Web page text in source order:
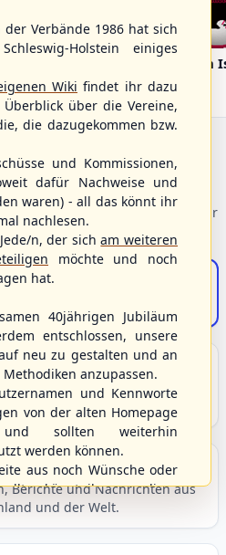
Fehmarn
– wählen Sie einen Einstieg für
zu Baseball, Softball
Berichte und Nachrichten aus
und der Welt.
Verbände 1986 hat sich
Holstein einiges
Wiki findet ihr dazu
über die Vereine,
die dazugekommen bzw.
und Kommissionen,
dafür Nachweise und
waren) - all das könnt ihr
nachlesen.
n, der sicham weiteren
möchte und noch
hat.
40jährigen Jubiläum
entschlossen, unsere
neu zu gestalten und an
anzupassen.
und Kennworte
von der alten Homepage
sollten weiterhin
werden können.
aus noch Wünsche oder
könnt ihr uns diese
info@shbvnet.de